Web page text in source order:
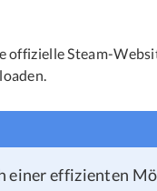
offizielle Steam-
einer effizienten